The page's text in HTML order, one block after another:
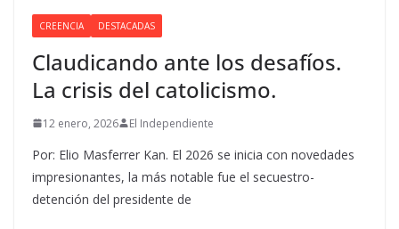
CREENCIA DESTACADAS
Claudicando ante los desafíos.
La crisis del catolicismo.
12 enero, 2026 El Independiente
Por: Elio Masferrer Kan. El 2026 se inicia con novedades
impresionantes, la más notable fue el secuestro-
detención del presidente de